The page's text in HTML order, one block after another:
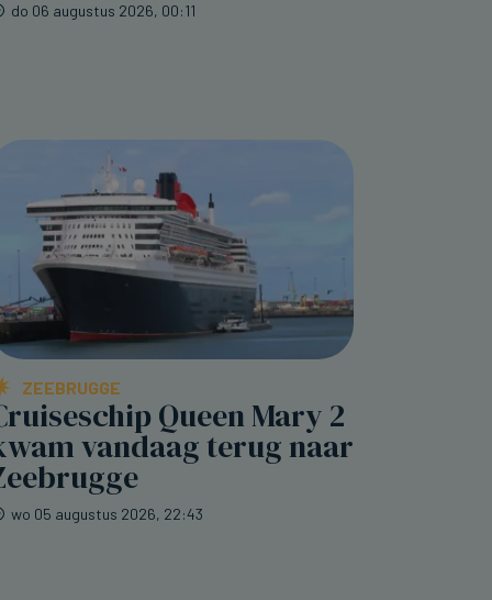
do 06 augustus 2026, 00:11
ZEEBRUGGE
Queen Mary 2
vandaag terug naar
wo 05 augustus 2026, 22:43